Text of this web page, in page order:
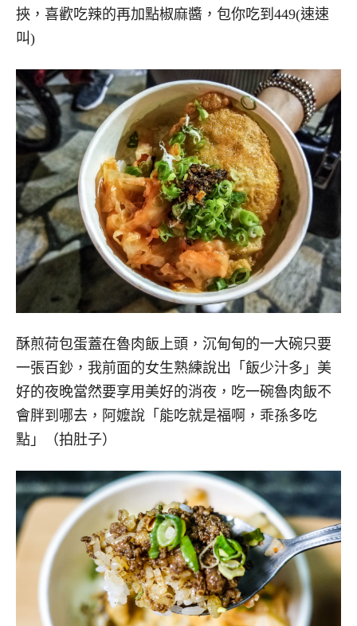
挾，喜歡吃辣的再加點椒麻醬，包你吃到449(速速
叫)
酥煎荷包蛋蓋在魯肉飯上頭，沉甸甸的一大碗只要
一張百鈔，我前面的女生熟練說出「飯少汁多」美
好的夜晚當然要享用美好的消夜，吃一碗魯肉飯不
會胖到哪去，阿嬤說「能吃就是福啊，乖孫多吃
點」（拍肚子）